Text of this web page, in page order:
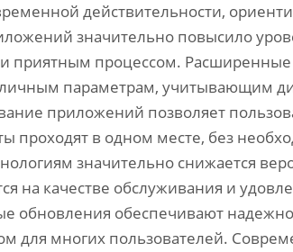
действительности‚
значительно повысило
приятным процессом.
параметрам‚ учитывающим
приложений позволяет
проходят в одном месте‚ без
значительно снижается
на качестве обслуживания и
обновления обеспечивают
для многих пользователей.